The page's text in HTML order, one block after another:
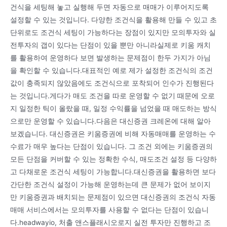
건식을 세팅해 놓고 실행해 두면 자동으로 매매가 이루어지도록
설정할 수 있는 것입니다. 다양한 조건식을 활용해 만들 수 있고 초
단위로도 조건식 세팅이 가능하다는 장점이 있지만 모의투자와 실
전투자의 갭이 있다는 단점이 있을 뿐만 아니라실제로 키움 캐치
를 활용하여 운영하다 보면 발생하는 문제점이 한두 가지가 아님
을 확인할 수 있습니다.대표적인 예로 제가 설정한 조건식의 조건
값이 충족되지 않았음에도 조건식으로 포착되어 인수가 진행된다
는 것입니다.게다가 매도 조건을 따로 운영할 수 없기 때문에 오로
지 일정한 틱이 올랐을 때, 일정 수익률을 넘었을 때 매도하는 방식
으로만 운영할 수 있습니다.다음은 대신증권 크레온에 대해 알아
보겠습니다. 대신증권은 키움증권에 비해 자동매매를 운영하는 수
수료가 매우 높다는 단점이 있습니다. 그 조건 외에는 키움증권의
모든 단점을 커버할 수 있는 정확한 수식, 매도조건 설정 등 다양하
고 다채로운 조건식 세팅이 가능합니다.대신증권을 활용하면 보다
간단한 조건식 설정이 가능해 운영하는데 큰 문제가 없어 보이지
만 키움증권과 배치되는 문제점이 있으면 대신증권의 조건식 자동
매매 서비스에서는 모의투자를 사용할 수 없다는 단점이 있습니
다.headwayio, 처출 앤스플래시오로지 실전 투자만 진행하고 조